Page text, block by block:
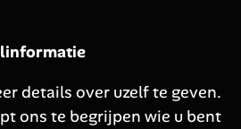
details over uzelf te geven.
ons te begrijpen wie u bent